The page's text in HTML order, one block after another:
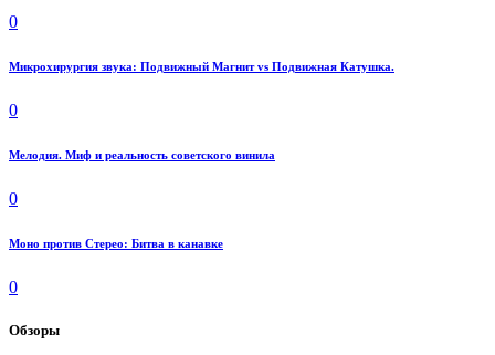
0
Микрохирургия звука: Подвижный Магнит vs Подвижная Катушка.
0
Мелодия. Миф и реальность советского винила
0
Моно против Стерео: Битва в канавке
0
Обзоры